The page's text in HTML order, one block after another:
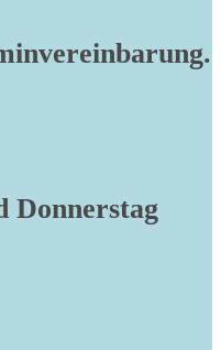
Donnerstag